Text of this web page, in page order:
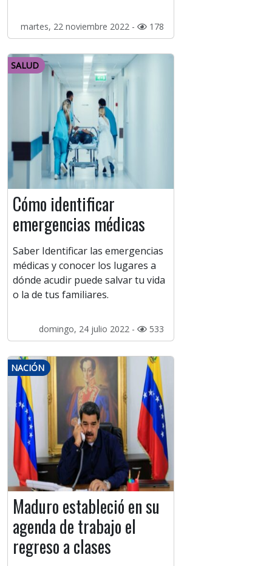
martes, 22 noviembre 2022 - 178
SALUD
Cómo identificar
emergencias médicas
Saber Identificar las emergencias
médicas y conocer los lugares a
dónde acudir puede salvar tu vida
o la de tus familiares.
domingo, 24 julio 2022 - 533
NACIÓN
Maduro estableció en su
agenda de trabajo el
regreso a clases